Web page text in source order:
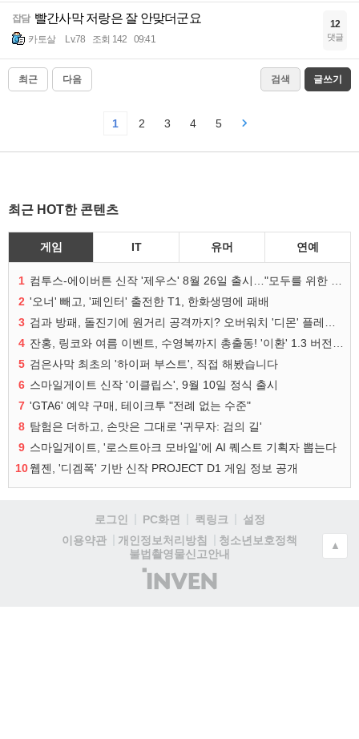
잡담 빨간사막 저랑은 잘 안맞더군요
카토살 Lv.78 조회 142 09:41
12
댓글
최근 다음 검색 글쓰기
1 2 3 4 5
최근 HOT한 콘텐츠
게임 IT 유머 연예
1
2 '오너' 빼고, '페인터' 출전한 T1, 한화생명에 패배
3
4
5 검은사막 최초의 '하이퍼 부스트', 직접 해봤습니다
6 스마일게이트 신작 '이클립스', 9월 10일 정식 출시
7 'GTA6' 예약 구매, 테이크투 "전례 없는 수준"
8 탐험은 더하고, 손맛은 그대로 '귀무자: 검의 길'
9 스마일게이트, '로스트아크 모바일'에 AI 퀘스트 기획자 뽑는다
10웹젠, '디겜폭' 기반 신작 PROJECT D1 게임 정보 공개
로그인 PC화면 퀵링크
설정
이용약관
개인정보처리방침
청소년보호정책
불법촬영물신고안내
(주)
인
▲